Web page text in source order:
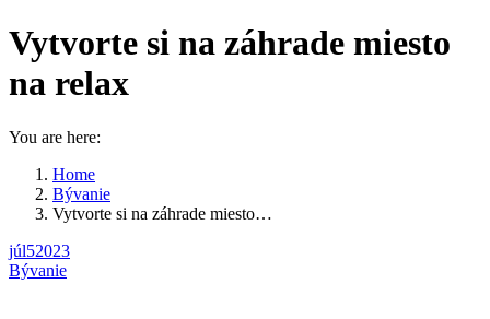
Vytvorte si na záhrade miesto
na relax
You are here:
Home
Bývanie
Vytvorte si na záhrade miesto…
júl52023
Bývanie